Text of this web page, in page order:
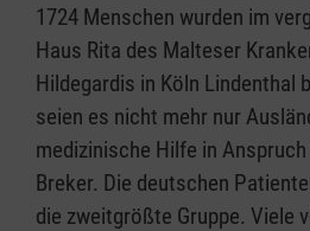
1724 Menschen wurden im
Haus Rita des Malteser
Hildegardis in Köln Lindenthal
seien es nicht mehr nur
medizinische Hilfe in
Breker. Die deutschen
die zweitgrößte Gruppe. Viele